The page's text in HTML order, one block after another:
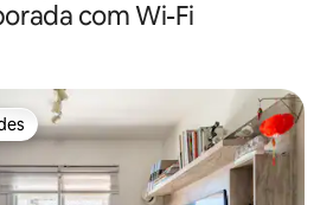
com Wi-Fi